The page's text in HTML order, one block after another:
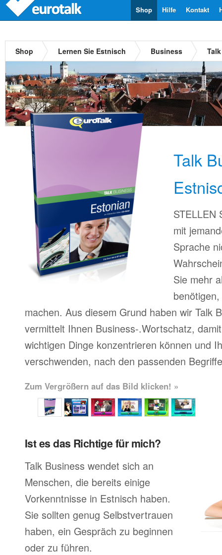
Kontakt
Hilfe
Shop
Shop Lernen Sie Estnisch Business
Talk
STELLEN
mit
Sprache
Sie mehr
machen. Aus diesem Grund haben wir Talk
vermittelt Ihnen Business-.Wortschatz,
wichtigen Dinge konzentrieren können und
verschwenden, nach den passenden
Zum Vergrößern auf das Bild klicken! »
Ist es das Richtige für mich?
Talk Business wendet sich an
Menschen, die bereits einige
Vorkenntnisse in Estnisch haben.
Sie sollten genug Selbstvertrauen
haben, ein Gespräch zu beginnen
oder zu führen.